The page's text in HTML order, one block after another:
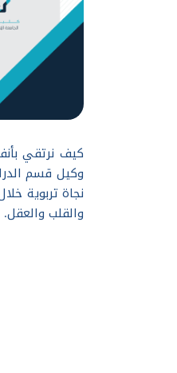
كيف نرتقي
وكيل قسم
نجاة تربوية
والقلب والعقل.